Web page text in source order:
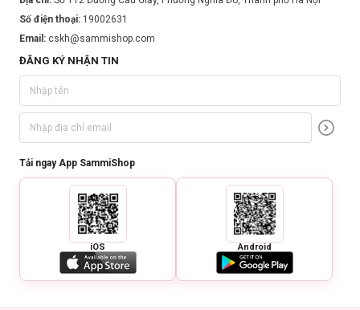
Số điện thoại: 19002631
Email: cskh@sammishop.com
ĐĂNG KÝ NHẬN TIN
Tải ngay App SammiShop
iOS Android